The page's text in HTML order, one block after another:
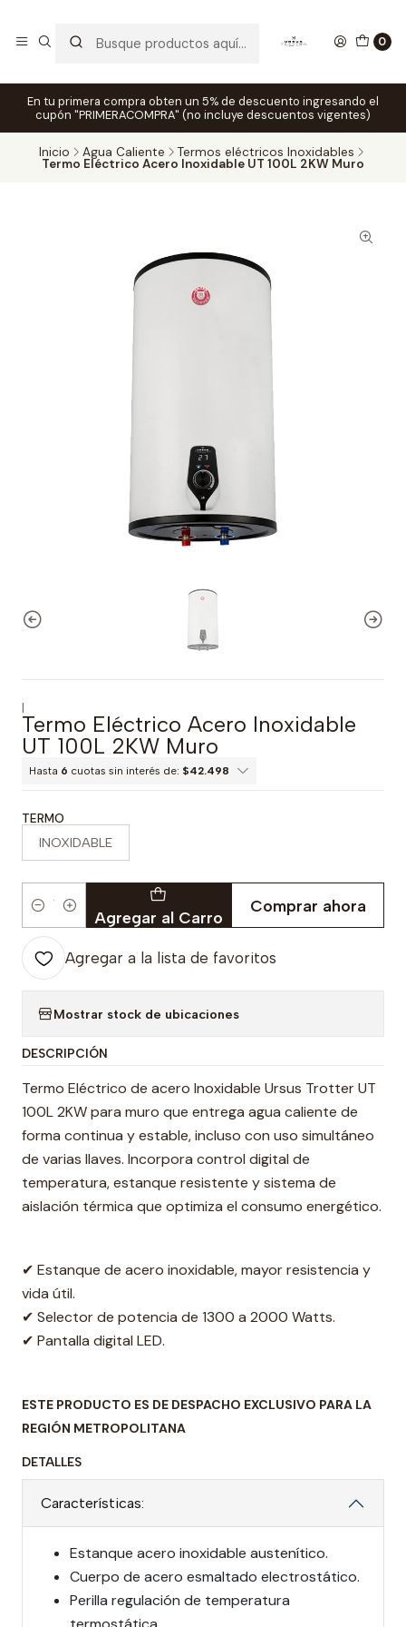
0
En tu primera compra obten un 5% de descuento ingresando el
cupón "PRIMERACOMPRA" (no incluye descuentos vigentes)
Inicio Agua Caliente Termos eléctricos Inoxidables
Termo Eléctrico Acero Inoxidable UT 100L 2KW Muro
|
Termo Eléctrico Acero Inoxidable
UT 100L 2KW Muro
Hasta 6 cuotas sin interés de: $42.498
TERMO
INOXIDABLE
Cantidad Agregar al Carro
Comprar ahora
Agregar a la lista de favoritos
Mostrar stock de ubicaciones
DESCRIPCIÓN
Termo Eléctrico de acero Inoxidable Ursus Trotter UT
100L 2KW para muro que entrega agua caliente de
forma continua y estable, incluso con uso simultáneo
de varias llaves. Incorpora control digital de
temperatura, estanque resistente y sistema de
aislación térmica que optimiza el consumo energético.
✔ Estanque de acero inoxidable, mayor resistencia y
vida útil.
✔ Selector de potencia de 1300 a 2000 Watts.
✔ Pantalla digital LED.
ESTE PRODUCTO ES DE DESPACHO EXCLUSIVO PARA LA
REGIÓN METROPOLITANA
DETALLES
Características:
Estanque acero inoxidable austenítico.
Cuerpo de acero esmaltado electrostático.
Perilla regulación de temperatura